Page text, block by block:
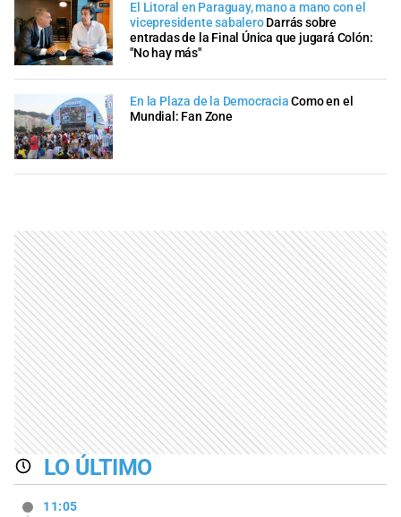
El Litoral en Paraguay, mano a mano con el
vicepresidente sabalero Darrás sobre
entradas de la Final Única que jugará Colón:
"No hay más"
En la Plaza de la Democracia Como en el
Mundial: Fan Zone
LO ÚLTIMO
11:05